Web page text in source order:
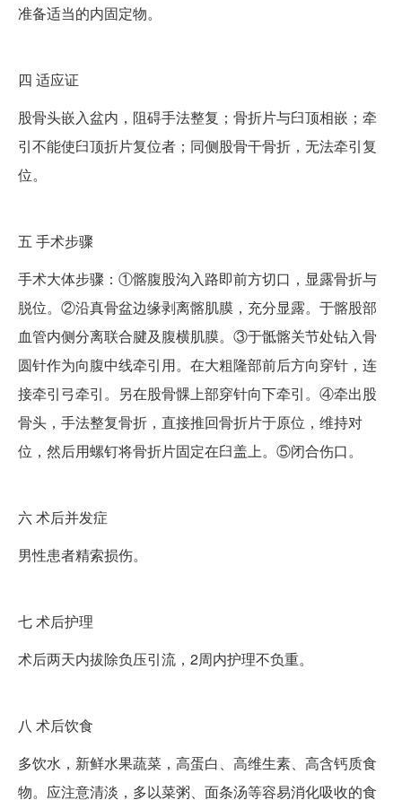
准备适当的内固定物。
四 适应证
股骨头嵌入盆内，阻碍手法整复；骨折片与臼顶相嵌；牵
引不能使臼顶折片复位者；同侧股骨干骨折，无法牵引复
位。
五 手术步骤
手术大体步骤：①髂腹股沟入路即前方切口，显露骨折与
脱位。②沿真骨盆边缘剥离髂肌膜，充分显露。于髂股部
血管内侧分离联合腱及腹横肌膜。③于骶髂关节处钻入骨
圆针作为向腹中线牵引用。在大粗隆部前后方向穿针，连
接牵引弓牵引。另在股骨髁上部穿针向下牵引。④牵出股
骨头，手法整复骨折，直接推回骨折片于原位，维持对
位，然后用螺钉将骨折片固定在臼盖上。⑤闭合伤口。
六术后并发症
男性患者精索损伤。
七术后护理
术后两天内拔除负压引流，2周内护理不负重。
八 术后饮食
多饮水，新鲜水果蔬菜，高蛋白、高维生素、高含钙质食
物。应注意清淡，多以菜粥、面条汤等容易消化吸收的食